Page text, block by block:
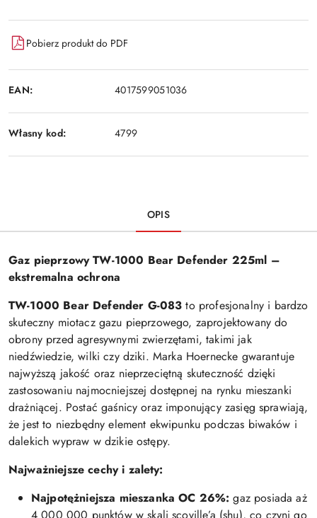
Pobierz produkt do PDF
EAN: 4017599051036
Własny kod: 4799
OPIS
Gaz pieprzowy TW-1000 Bear Defender 225ml –
ekstremalna ochrona
TW-1000 Bear Defender G-083 to profesjonalny i bardzo
skuteczny miotacz gazu pieprzowego, zaprojektowany do
obrony przed agresywnymi zwierzętami, takimi jak
niedźwiedzie, wilki czy dziki. Marka Hoernecke gwarantuje
najwyższą jakość oraz nieprzeciętną skuteczność dzięki
zastosowaniu najmocniejszej dostępnej na rynku mieszanki
drażniącej. Postać gaśnicy oraz imponujący zasięg sprawiają,
że jest to niezbędny element ekwipunku podczas biwaków i
dalekich wypraw w dzikie ostępy.
Najważniejsze cechy i zalety:
Najpotężniejsza mieszanka OC 26%: gaz posiada aż